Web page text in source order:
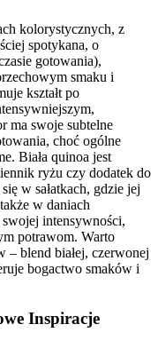
kolorystycznych, z
spotykana, o
gotowania),
smaku i
kształt po
ma swoje subtelne
choć ogólne
Biała quinoa jest
ryżu czy dodatek do
w sałatkach, gdzie jej
w daniach
intensywności,
potrawom. Warto
– blend białej, czerwonej
bogactwo smaków i
Inspiracje